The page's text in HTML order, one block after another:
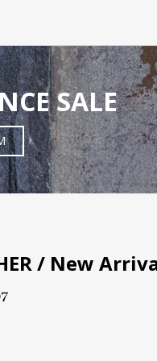
SALE
/ New